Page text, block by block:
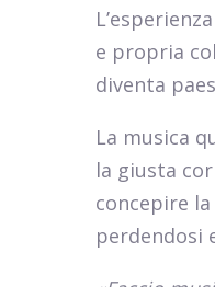
e propria
diventa
La musica
la giusta
concepire
perdendosi